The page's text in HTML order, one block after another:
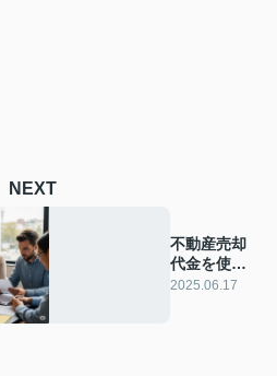
NEXT
不動産売却
代金を使っ
た賢い節税
2025.06.17